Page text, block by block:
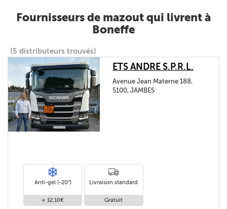
Fournisseurs de mazout qui livrent à
Boneffe
(5 distributeurs trouvés)
ETS ANDRE S.P.R.L.
Avenue Jean Materne 188,
5100, JAMBES
Anti-gel (-20°)
+ 12,10€
Livraison standard
Gratuit